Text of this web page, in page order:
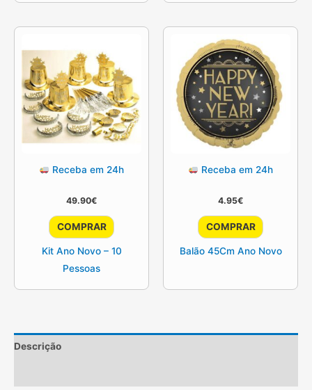
Receba em 24h
49.90€
COMPRAR
Kit Ano Novo – 10
Pessoas
Receba em 24h
4.95€
COMPRAR
Balão 45Cm Ano Novo
Descrição